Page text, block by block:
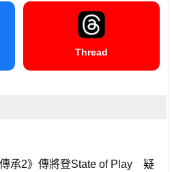
Thread
傳承2》傳將登State of Play 疑